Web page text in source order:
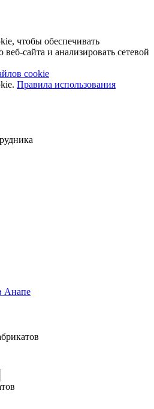
чтобы обеспечивать
сайта и анализировать сетевой
cookie
Правила использования
Анапе